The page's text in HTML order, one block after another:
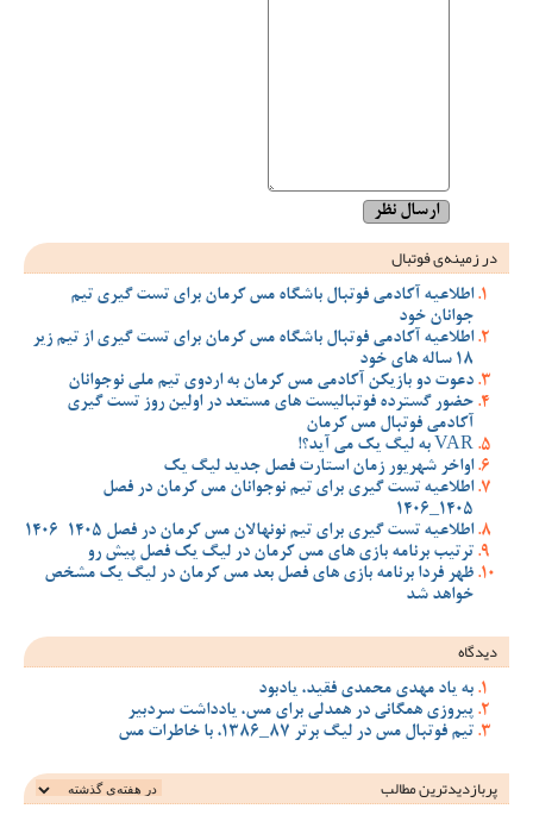
در زمینه‌ی فوتبال
اطلاعیه آکادمی فوتبال باشگاه مس کرمان برای تست گیری تیم
جوانان خود
اطلاعیه آکادمی فوتبال باشگاه مس کرمان برای تست گیری از تیم زیر
18 ساله های خود
دعوت دو بازیکن آکادمی مس کرمان به اردوی تیم ملی نوجوانان
حضور گسترده فوتبالیست های مستعد در اولین روز تست گیری
آکادمی فوتبال مس کرمان
VAR به لیگ یک می آید؟!
اواخر شهریور زمان استارت فصل جدید لیگ یک
اطلاعیه تست گیری برای تیم نوجوانان مس کرمان در فصل
1405_1406
اطلاعیه تست گیری برای تیم نونهالان مس کرمان در فصل 1405-1406
ترتیب برنامه بازی های مس کرمان در لیگ یک فصل پیش رو
ظهر فردا برنامه بازی های فصل بعد مس کرمان در لیگ یک مشخص
خواهد شد
دیدگاه
به یاد مهدی محمدی فقید، یادبود
پیروزی همگانی در همدلی برای مس، یادداشت سردبیر
تیم فوتبال مس در لیگ برتر 87_1386، با خاطرات مس
پربازدیدترین‌ مطالب